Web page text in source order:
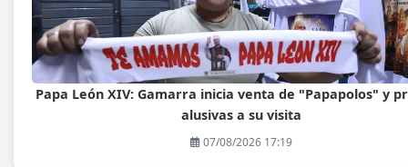
Papa León XIV: Gamarra inicia venta de "Papapolos" y
alusivas a su visita
07/08/2026 17:19